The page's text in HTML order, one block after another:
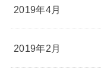
2019年4月
2019年2月